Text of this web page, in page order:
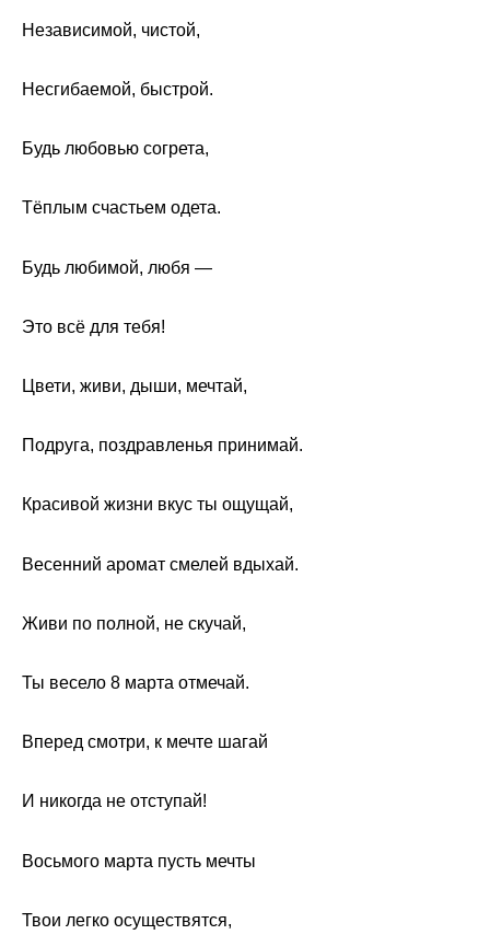
Независимой, чистой,
Несгибаемой, быстрой.
Будь любовью согрета,
Тёплым счастьем одета.
Будь любимой, любя ―
Это всё для тебя!
Цвети, живи, дыши, мечтай,
Подруга, поздравленья принимай.
Красивой жизни вкус ты ощущай,
Весенний аромат смелей вдыхай.
Живи по полной, не скучай,
Ты весело 8 марта отмечай.
Вперед смотри, к мечте шагай
И никогда не отступай!
Восьмого марта пусть мечты
Твои легко осуществятся,